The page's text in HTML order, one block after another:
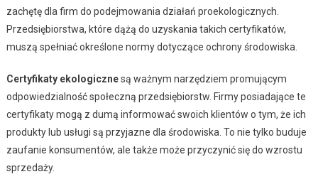
zachętę dla firm do podejmowania działań proekologicznych.
Przedsiębiorstwa, które dążą do uzyskania takich certyfikatów,
muszą spełniać określone normy dotyczące ochrony środowiska.
Certyfikaty ekologicznesą ważnym narzędziem promującym
odpowiedzialność społeczną przedsiębiorstw. Firmy posiadające te
certyfikaty mogą z dumą informować swoich klientów o tym, że ich
produkty lub usługi są przyjazne dla środowiska. To nie tylko buduje
zaufanie konsumentów, ale także może przyczynić się do wzrostu
sprzedaży.